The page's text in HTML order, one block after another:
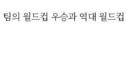
의 월드컵 우승과 역대 월드컵